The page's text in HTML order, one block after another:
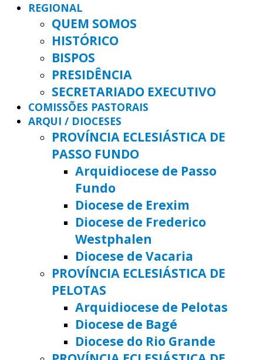
REGIONAL
QUEM SOMOS
HISTÓRICO
BISPOS
PRESIDÊNCIA
SECRETARIADO EXECUTIVO
COMISSÕES PASTORAIS
ARQUI / DIOCESES
PROVÍNCIA ECLESIÁSTICA DE
PASSO FUNDO
Arquidiocese de Passo
Fundo
Diocese de Erexim
Diocese de Frederico
Westphalen
Diocese de Vacaria
PROVÍNCIA ECLESIÁSTICA DE
PELOTAS
Arquidiocese de Pelotas
Diocese de Bagé
Diocese do Rio Grande